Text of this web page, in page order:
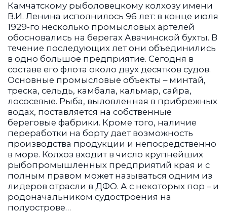
Камчатскому рыболовецкому колхозу имени
В.И. Ленина исполнилось 96 лет: в конце июля
1929-го несколько промысловых артелей
обосновались на берегах Авачинской бухты. В
течение последующих лет они объединились
в одно большое предприятие. Сегодня в
составе его флота около двух десятков судов.
Основные промысловые объекты – минтай,
треска, сельдь, камбала, кальмар, сайра,
лососевые. Рыба, выловленная в прибрежных
водах, поставляется на собственные
береговые фабрики. Кроме того, наличие
переработки на борту дает возможность
производства продукции и непосредственно
в море. Колхоз входит в число крупнейших
рыбопромышленных предприятий края и с
полным правом может называться одним из
лидеров отрасли в ДФО. А с некоторых пор – и
родоначальником судостроения на
полуострове…